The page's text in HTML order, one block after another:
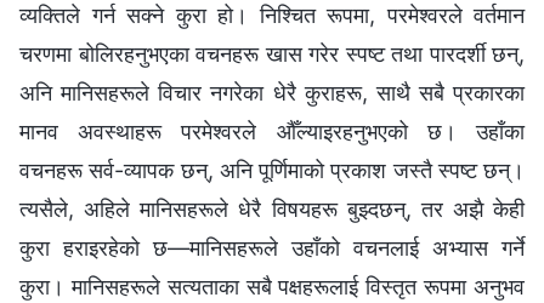
व्यक्तिले गर्न सक्‍ने कुरा हो। निश्‍चित रूपमा, परमेश्‍वरले वर्तमान
चरणमा बोलिरहनुभएका वचनहरू खास गरेर स्पष्ट तथा पारदर्शी छन्,
अनि मानिसहरूले विचार नगरेका धेरै कुराहरू, साथै सबै प्रकारका
मानव अवस्थाहरू परमेश्‍वरले औँल्याइरहनुभएको छ। उहाँका
वचनहरू सर्व-व्यापक छन्, अनि पूर्णिमाको प्रकाश जस्तै स्पष्ट छन्।
त्यसैले, अहिले मानिसहरूले धेरै विषयहरू बुझ्दछन्, तर अझै केही
कुरा हराइरहेको छ—मानिसहरूले उहाँको वचनलाई अभ्यास गर्ने
कुरा। मानिसहरूले सत्यताका सबै पक्षहरूलाई विस्तृत रूपमा अनुभव